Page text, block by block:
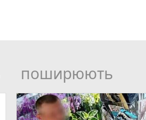
поширюють